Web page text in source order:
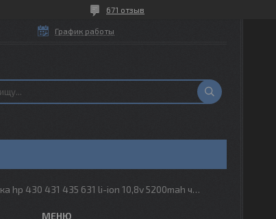
671 отзыв
График работы
Аккумулятор для ноутбука hp 430 431 435 631 li-ion 10,8v 5200mah черный